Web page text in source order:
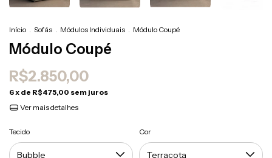
Início . Sofás . Módulos Individuais . Módulo Coupé
Módulo Coupé
R$2.850,00
6x de R$475,00 sem juros
Ver mais detalhes
Tecido Cor